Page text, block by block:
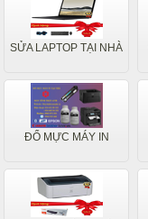
SỬA LAPTOP TẠI NHÀ
ĐỔ MỰC MÁY IN